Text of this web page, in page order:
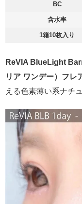
BC
含水率
1箱10枚入り
ReVIA BlueLight
リア ワンデー）フレ
える色素薄い系ナチ